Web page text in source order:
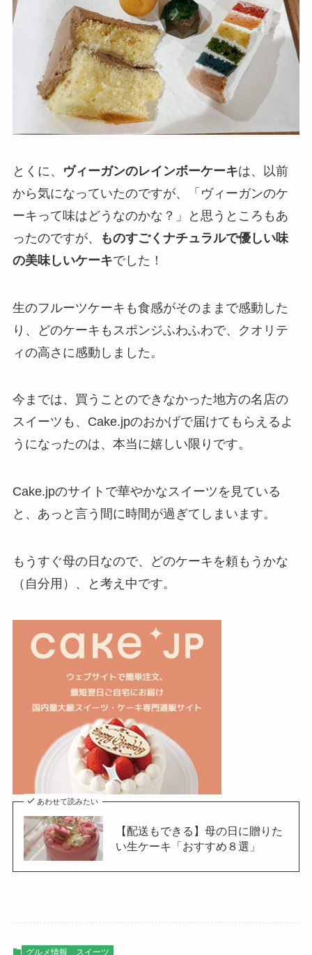
とくに、 ヴィーガンのレインボーケーキは、以前
から気になっていたのですが、「ヴィーガンのケ
ーキって味はどうなのかな？」と思うところもあ
ったのですが、
ものすごくナチュラルで優しい味
の美味しいケーキでした！
生のフルーツケーキも食感がそのままで感動した
り、どのケーキもスポンジふわふわで、クオリテ
ィの高さに感動しました。
今までは、買うことのできなかった地方の名店の
スイーツも、Cake.jpのおかげで届けてもらえるよ
うになったのは、本当に嬉しい限りです。
Cake.jpのサイトで華やかなスイーツを見ている
と、あっと言う間に時間が過ぎてしまいます。
もうすぐ母の日なので、どのケーキを頼もうかな
（自分用）、と考え中です。
あわせて読みたい
【配送もできる】母の日に贈りた
い生ケーキ「おすすめ８選」
グルメ情報 スイーツ